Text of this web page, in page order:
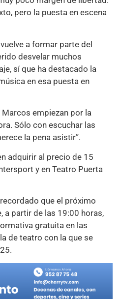
pero la puesta en escena
a formar parte del
desvelar muchos
sí que ha destacado la
en esa puesta en
empiezan por la
Sólo con escuchar las
la pena asistir”.
adquirir al precio de 15
y en Teatro Puerta
que el próximo
a partir de las 19:00 horas,
gratuita en las
de teatro con la que se